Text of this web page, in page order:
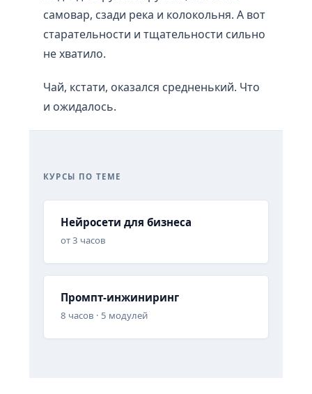
самовар, сзади река и колокольня. А вот
старательности и тщательности сильно
не хватило.
Чай, кстати, оказался средненький. Что
и ожидалось.
КУРСЫ ПО ТЕМЕ
Нейросети для бизнеса
от 3 часов
Промпт-инжиниринг
8 часов · 5 модулей